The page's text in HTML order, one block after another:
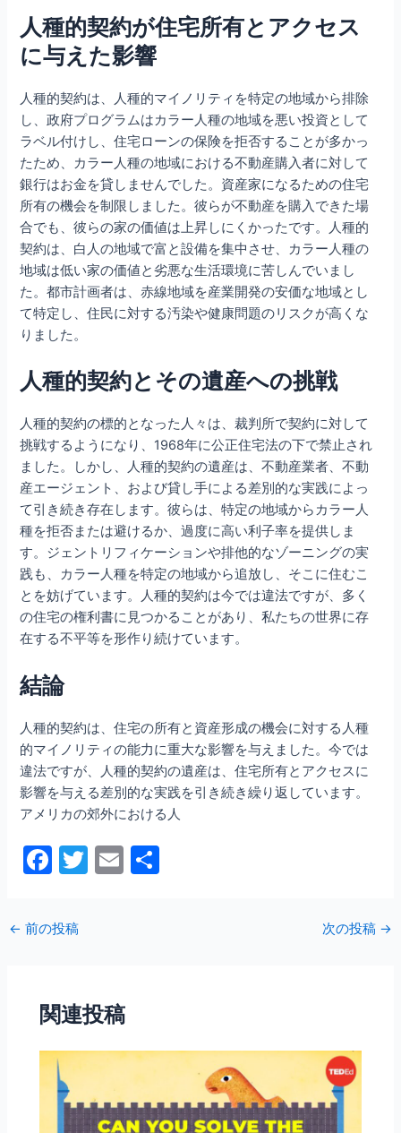
人種的契約が住宅所有とアクセス
に与えた影響
人種的契約は、人種的マイノリティを特定の地域から排除
し、政府プログラムはカラー人種の地域を悪い投資として
ラベル付けし、住宅ローンの保険を拒否することが多かっ
たため、カラー人種の地域における不動産購入者に対して
銀行はお金を貸しませんでした。資産家になるための住宅
所有の機会を制限しました。彼らが不動産を購入できた場
合でも、彼らの家の価値は上昇しにくかったです。人種的
契約は、白人の地域で富と設備を集中させ、カラー人種の
地域は低い家の価値と劣悪な生活環境に苦しんでいまし
た。都市計画者は、赤線地域を産業開発の安価な地域とし
て特定し、住民に対する汚染や健康問題のリスクが高くな
りました。
人種的契約とその遺産への挑戦
人種的契約の標的となった人々は、裁判所で契約に対して
挑戦するようになり、1968年に公正住宅法の下で禁止され
ました。しかし、人種的契約の遺産は、不動産業者、不動
産エージェント、および貸し手による差別的な実践によっ
て引き続き存在します。彼らは、特定の地域からカラー人
種を拒否または避けるか、過度に高い利子率を提供しま
す。ジェントリフィケーションや排他的なゾーニングの実
践も、カラー人種を特定の地域から追放し、そこに住むこ
とを妨げています。人種的契約は今では違法ですが、多く
の住宅の権利書に見つかることがあり、私たちの世界に存
在する不平等を形作り続けています。
結論
人種的契約は、住宅の所有と資産形成の機会に対する人種
的マイノリティの能力に重大な影響を与えました。今では
違法ですが、人種的契約の遺産は、住宅所有とアクセスに
影響を与える差別的な実践を引き続き繰り返しています。
アメリカの郊外における人
F
c
e
o
o
k
T
E
← 前の投稿 次の投稿 →
関連投稿